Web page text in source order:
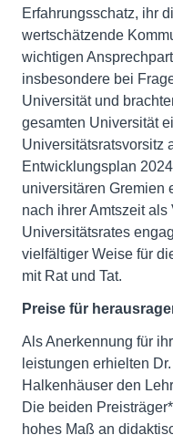
Erfahrungsschatz, ihr
wertschätzende
wichtigen
insbesondere bei
Universität und
gesamten Universität
Universitätsratsvorsitz
Entwicklungsplan
universitären Gremien
nach ihrer Amtszeit als
Universitätsrates
vielfältiger Weise für
mit Rat und Tat.
Preise für
Als Anerkennung für
leistungen erhielten
Halkenhäuser den
Die beiden
hohes Maß an